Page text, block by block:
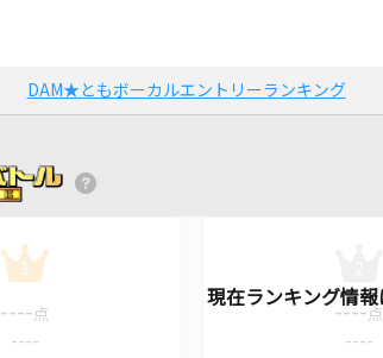
DAM★ともボーカルエントリーランキング
1
---- 点
----
---- 点
----